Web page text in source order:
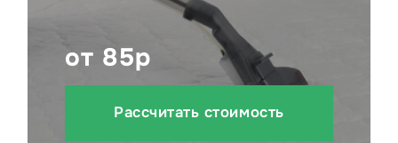
от 85р
Рассчитать стоимость